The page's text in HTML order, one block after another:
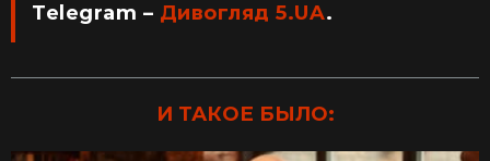
Telegram – Дивогляд 5.UA.
И ТАКОЕ БЫЛО: